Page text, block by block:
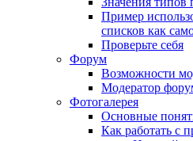
Пример
списков как
Проверьте себя
Форум
Возможности
Модератор
Фотогалерея
Основные
Как работать с